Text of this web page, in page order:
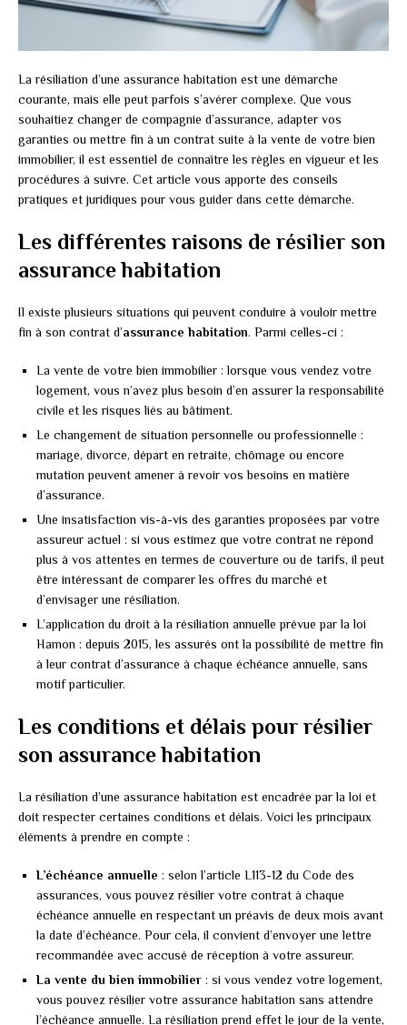
La résiliation d’une assurance habitation est une démarche
courante, mais elle peut parfois s’avérer complexe. Que vous
souhaitiez changer de compagnie d’assurance, adapter vos
garanties ou mettre fin à un contrat suite à la vente de votre bien
immobilier, il est essentiel de connaître les règles en vigueur et les
procédures à suivre. Cet article vous apporte des conseils
pratiques et juridiques pour vous guider dans cette démarche.
Les différentes raisons de résilier son
assurance habitation
Il existe plusieurs situations qui peuvent conduire à vouloir mettre
fin à son contrat d’assurance habitation. Parmi celles-ci :
La vente de votre bien immobilier : lorsque vous vendez votre
logement, vous n’avez plus besoin d’en assurer la responsabilité
civile et les risques liés au bâtiment.
Le changement de situation personnelle ou professionnelle :
mariage, divorce, départ en retraite, chômage ou encore
mutation peuvent amener à revoir vos besoins en matière
d’assurance.
Une insatisfaction vis-à-vis des garanties proposées par votre
assureur actuel : si vous estimez que votre contrat ne répond
plus à vos attentes en termes de couverture ou de tarifs, il peut
être intéressant de comparer les offres du marché et
d’envisager une résiliation.
L’application du droit à la résiliation annuelle prévue par la loi
Hamon : depuis 2015, les assurés ont la possibilité de mettre fin
à leur contrat d’assurance à chaque échéance annuelle, sans
motif particulier.
Les conditions et délais pour résilier
son assurance habitation
La résiliation d’une assurance habitation est encadrée par la loi et
doit respecter certaines conditions et délais. Voici les principaux
éléments à prendre en compte :
L’échéance annuelle : selon l’article L113-12 du Code des
assurances, vous pouvez résilier votre contrat à chaque
échéance annuelle en respectant un préavis de deux mois avant
la date d’échéance. Pour cela, il convient d’envoyer une lettre
recommandée avec accusé de réception à votre assureur.
La vente du bien immobilier : si vous vendez votre logement,
vous pouvez résilier votre assurance habitation sans attendre
l’échéance annuelle. La résiliation prend effet le jour de la vente,